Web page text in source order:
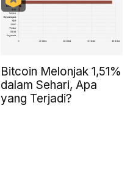
Bitcoin Melonjak 1,51%
dalam Sehari, Apa
yang Terjadi?